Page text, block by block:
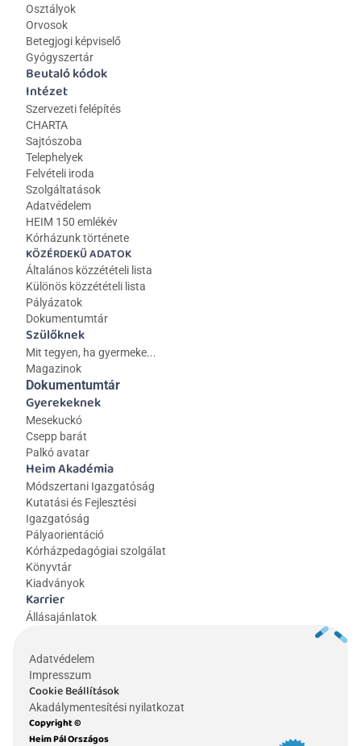
Osztályok
Orvosok
Betegjogi képviselő
Gyógyszertár
Beutaló kódok
Intézet
Szervezeti felépítés
CHARTA
Sajtószoba
Telephelyek
Felvételi iroda
Szolgáltatások
Adatvédelem
HEIM 150 emlékév
Kórházunk története
KÖZÉRDEKŰ ADATOK
Általános közzétételi lista
Különös közzétételi lista
Pályázatok
Dokumentumtár
Szülőknek
Mit tegyen, ha gyermeke...
Magazinok
Gyerekeknek
Mesekuckó
Csepp barát
Palkó avatar
Heim Akadémia
Módszertani Igazgatóság
Kutatási és Fejlesztési
Igazgatóság
Pályaorientáció
Kórházpedagógiai szolgálat
Könyvtár
Kiadványok
Karrier
Állásajánlatok
Dokumentumtár
Adatvédelem
Impresszum
Cookie Beállítások
Akadálymentesítési nyilatkozat
Copyright ©
Heim Pál Országos